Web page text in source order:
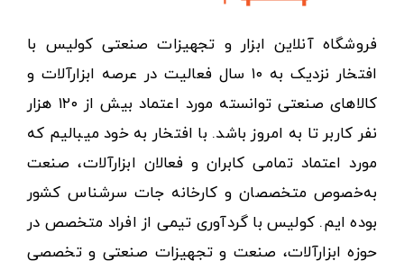
فروشگاه آنلاین ابزار و تجهیزات صنعتی کولیس با
افتخار نزدیک به ۱۰ سال فعالیت در عرصه ابزارآلات و
کالاهای صنعتی توانسته مورد اعتماد بیش از ۱۲۰ هزار
نفر کاربر تا به امروز باشد. با افتخار به خود میبالیم که
مورد اعتماد تمامی کابران و فعالان ابزارآلات، صنعت
به‌خصوص متخصصان و کارخانه جات سرشناس کشور
بوده ایم. کولیس با گردآوری تیمی از افراد متخصص در
حوزه ابزارآلات، صنعت و تجهیزات صنعتی و تخصصی